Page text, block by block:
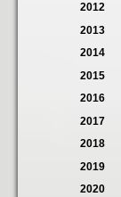
2012
2013
2014
2015
2016
2017
2018
2019
2020